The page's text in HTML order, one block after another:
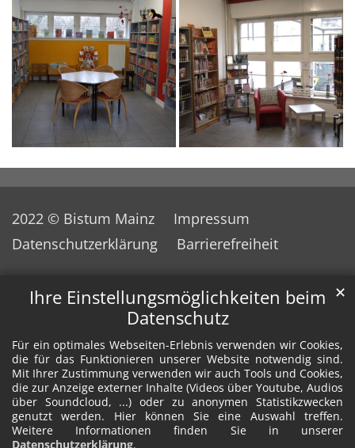
Ihre Einstellungsmöglichkeiten beim
Datenschutz
Für ein optimales Webseiten-Erlebnis verwenden wir Cookies,
die für das Funktionieren unserer Website notwendig sind.
Mit Ihrer Zustimmung verwenden wir auch Tools und Cookies,
die zur Anzeige externer Inhalte (Videos über Youtube, Audios
über Soundcloud, ...) oder zu anonymen Statistikzwecken
genutzt werden. Hier können Sie eine Auswahl treffen.
Weitere Informationen finden Sie in unserer
Datenschutzerklärung.
✕
2022 © Bistum Mainz
Impressum
Datenschutzerklärung
Barrierefreiheit